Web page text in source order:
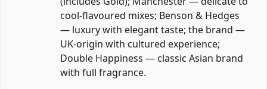
cool-flavoured mixes; Benson & Hedges
— luxury with elegant taste; the brand —
UK-origin with cultured experience;
Double Happiness — classic Asian brand
with full fragrance.